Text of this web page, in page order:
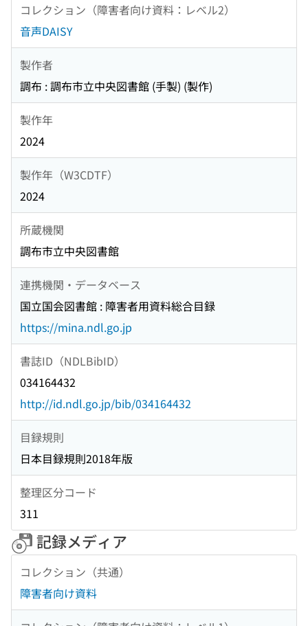
コレクション（障害者向け資料：レベル2）
音声DAISY
製作者
調布 : 調布市立中央図書館 (手製) (製作)
製作年
2024
製作年（W3CDTF）
2024
所蔵機関
調布市立中央図書館
連携機関・データベース
国立国会図書館 : 障害者用資料総合目録
https://mina.ndl.go.jp
書誌ID（NDLBibID）
034164432
http://id.ndl.go.jp/bib/034164432
目録規則
日本目録規則2018年版
整理区分コード
311
記録メディア
コレクション（共通）
障害者向け資料